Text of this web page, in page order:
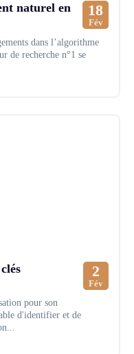
naturel en
18
Fév
dans l’algorithme
de recherche n°1 se
2
Fév
pour son
d'identifier et de